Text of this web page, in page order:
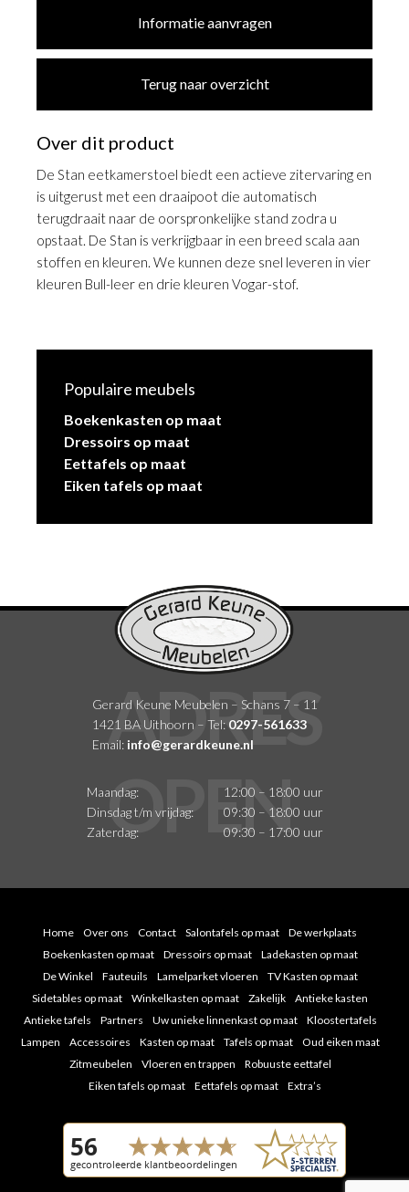
Populaire meubels
Boekenkasten op maat
Dressoirs op maat
Eettafels op maat
Eiken tafels op maat
Informatie aanvragen
Terug naar overzicht
Over dit product
De Stan eetkamerstoel biedt een actieve zitervaring en
is uitgerust met een draaipoot die automatisch
terugdraait naar de oorspronkelijke stand zodra u
opstaat. De Stan is verkrijgbaar in een breed scala aan
stoffen en kleuren. We kunnen deze snel leveren in vier
kleuren Bull-leer en drie kleuren Vogar-stof.
Gerard Keune Meubelen – Schans 7 – 11
1421 BA Uithoorn – Tel: 0297-561633
Email: info@gerardkeune.nl
Maandag:
12:00 – 18:00 uur
Dinsdag t/m vrijdag:
09:30 – 18:00 uur
Zaterdag:
09:30 – 17:00 uur
Home Over ons Contact Salontafels op maat
De werkplaats
Boekenkasten op maat
Dressoirs op maat
Ladekasten op maat
De Winkel
Fauteuils Lamelparket vloeren
TV Kasten op maat
Sidetables op maat
Winkelkasten op maat Zakelijk
Antieke kasten
Antieke tafels
Partners Uw unieke linnenkast op maat
Kloostertafels
Lampen
Accessoires Kasten op maat Tafels op maat
Oud eiken maat
Zitmeubelen
Vloeren en trappen
Robuuste eettafel
Eiken tafels op maat
Eettafels op maat Extra’s